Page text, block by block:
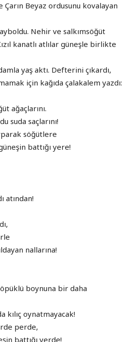
Beyaz ordusunu kovalayan
Nehir ve salkımsöğüt
kanatlı atlılar güneşle birlikte
yaş aktı. Defterini çıkardı,
için kağıda çalakalem yazdı:
ağaçlarını.
suda saçlarını!
söğütlere
battığı yere!
atından!
nallarına!
boynuna bir daha
kılıç oynatmayacak!
perde,
battığı yerde!